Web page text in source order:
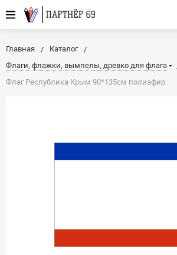
Главная
Каталог
Флаги, флажки, вымпелы, древко для флага
Флаг Республика Крым 90*135см полиэфир